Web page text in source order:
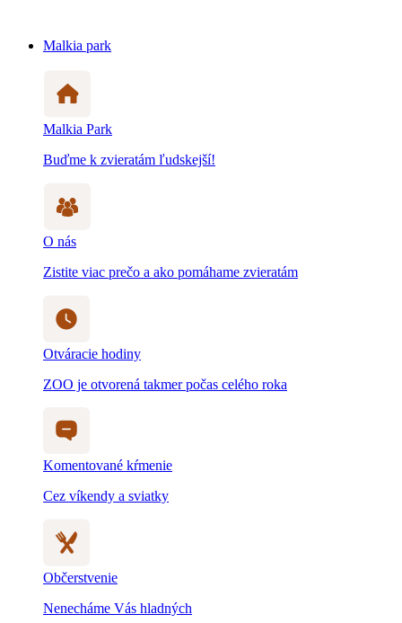
Malkia park
Malkia Park
Buďme k zvieratám ľudskejší!
O nás
Zistite viac prečo a ako pomáhame zvieratám
Otváracie hodiny
ZOO je otvorená takmer počas celého roka
Komentované kŕmenie
Cez víkendy a sviatky
Občerstvenie
Nenecháme Vás hladných